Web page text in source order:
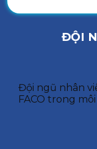
ĐỘI
Đội ngũ nhân
FACO trong